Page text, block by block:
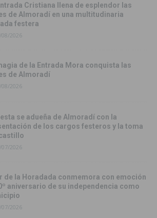
Cristiana llena de esplendor las
de Almoradí en una multitudinaria
festera
08/2026
de la Entrada Mora conquista las
de Almoradí
08/2026
se adueña de Almoradí con la
de los cargos festeros y la toma
07/2026
de la Horadada conmemora con emoción
aniversario de su independencia como
07/2026